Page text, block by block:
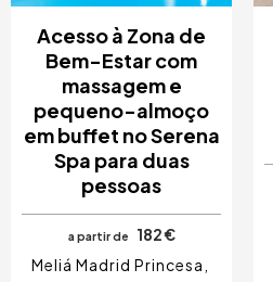
Acesso à Zona de
Bem-Estar com
massagem e
pequeno-almoço
em buffet no Serena
Spa para duas
pessoas
a partir de
182 €
Meliá Madrid Princesa